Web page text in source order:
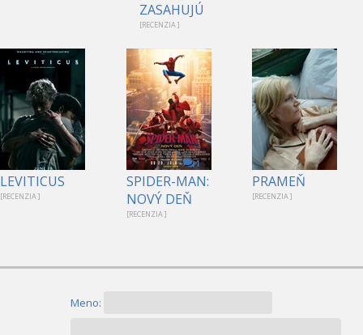
ZASAHUJÚ
[RECENZIA ]
LEVITICUS
[RECENZIA ]
1
SPIDER-MAN:
NOVÝ DEŇ
[RECENZIA ]
PRAMEŇ
[RECENZIA ]
Meno: